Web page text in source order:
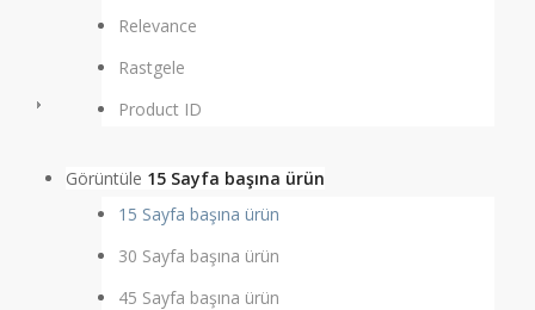
Relevance
Rastgele
Product ID
Görüntüle 15 Sayfa başına ürün
15 Sayfa başına ürün
30 Sayfa başına ürün
45 Sayfa başına ürün